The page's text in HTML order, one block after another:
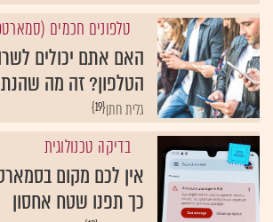
האם אתם יכולים
הטלפון? זה מה
{19}גלית חתן
אין לכם מקום
כך תפנו שטח אחסון
{19}נבו טרבלסי